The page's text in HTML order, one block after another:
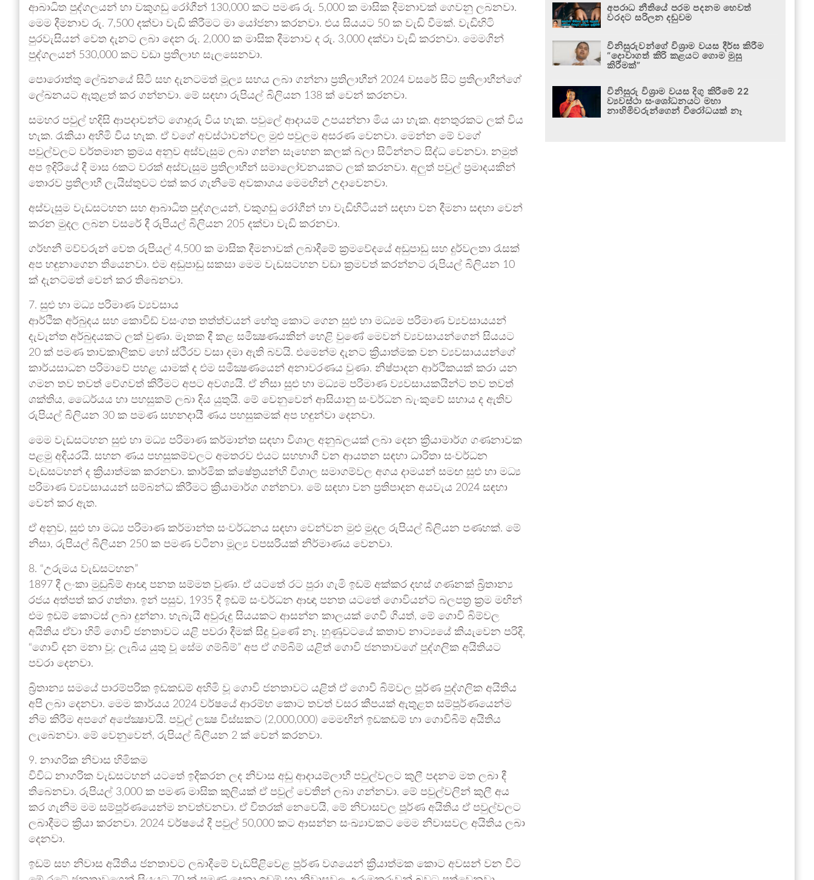
ආබාධිත පුද්ගලයන් හා වකුගඩු රෝගීන් 130,000 කට පමණ රු. 5,000 ක මාසික දීමනාවක් ගෙවනු ලබනවා.
මෙම දීමනාව රු. 7,500 දක්වා වැඩි කිරීමට මා යෝජනා කරනවා. එය සියයට 50 ක වැඩි වීමක්. වැඩිහිටි
පුරවැසියන් වෙත දැනට ලබා දෙන රු. 2,000 ක මාසික දීමනාව ද රු. 3,000 දක්වා වැඩි කරනවා. මෙමගින්
පුද්ගලයන් 530,000 කට වඩා ප්‍රතිලාභ සැලසෙනවා.
පොරොත්තු ලේඛනයේ සිටි සහ දැනටමත් මූල්‍ය සහය ලබා ගන්නා ප්‍රතිලාභීන් 2024 වසරේ සිට ප්‍රතිලාභීන්ගේ
ලේඛනයට ඇතුළත් කර ගන්නවා. මේ සඳහා රුපියල් බිලියන 138 ක් වෙන් කරනවා.
සමහර පවුල් හදිසි ආපදාවන්ට ගොදුරු විය හැක. පවුලේ ආදායම් උපයන්නා මිය යා හැක. අනතුරකට ලක් විය
හැක. රැකියා අහිමි විය හැක. ඒ වගේ අවස්ථාවන්වල මුළු පවුලම අසරණ වෙනවා. මෙන්න මේ වගේ
පවුල්වලට වර්තමාන ක්‍රමය අනුව අස්වැසුම ලබා ගන්න සෑහෙන කලක් බලා සිටින්නට සිද්ධ වෙනවා. නමුත්
අප ඉදිරියේ දී මාස 6කට වරක් අස්වැසුම ප්‍රතිලාභීන් සමාලෝචනයකට ලක් කරනවා. අලුත් පවුල් ප්‍රමාදයකින්
තොරව ප්‍රතිලාභී ලැයිස්තුවට එක් කර ගැනීමේ අවකාශය මෙමඟින් උදාවෙනවා.
අස්වැසුම වැඩසටහන සහ ආබාධිත පුද්ගලයන්, වකුගඩු රෝගීන් හා වැඩිහිටියන් සඳහා වන දීමනා සඳහා වෙන්
කරන මුදල ලබන වසරේ දී රුපියල් බිලියන 205 දක්වා වැඩි කරනවා.
ගර්භනී මව්වරුන් වෙත රුපියල් 4,500 ක මාසික දීමනාවක් ලබාදීමේ ක්‍රමවේදයේ අඩුපාඩු සහ දුර්වලතා රැසක්
අප හඳුනාගෙන තියෙනවා. එම අඩුපාඩු සකසා මෙම වැඩසටහන වඩා ක්‍රමවත් කරන්නට රුපියල් බිලියන 10
ක් දැනටමත් වෙන් කර තිබෙනවා.
7. සුළු හා මධ්‍ය පරිමාණ ව්‍යවසාය
ආර්ථික අර්බුදය සහ කොවිඩ් වසංගත තත්ත්වයන් හේතු කොට ගෙන සුළු හා මධ්‍යම පරිමාණ ව්‍යවසායයන්
දැවැන්ත අර්බුදයකට ලක් වුණා. මෑතක දී කළ සමීක්‍ෂණයකින් හෙළි වුණේ මෙවන් ව්‍යවසායන්ගෙන් සියයට
20 ක් පමණ තාවකාලිකව හෝ ස්ථිරව වසා දමා ඇති බවයි. එමෙන්ම දැනට ක්‍රියාත්මක වන ව්‍යවසායයන්ගේ
කාර්යසාධන පරිමාවේ පහළ යාමක් ද එම සමීක්‍ෂණයෙන් අනාවරණය වුණා. නිෂ්පාදන ආර්ථිකයක් කරා යන
ගමන තව තවත් වේගවත් කිරීමට අපට අවශ්‍යයි. ඒ නිසා සුළු හා මධ්‍යම පරිමාණ ව්‍යවසායකයින්ට තව තවත්
ශක්තිය, ධෛර්යය හා පහසුකම් ලබා දිය යුතුයි. මේ වෙනුවෙන් ආසියානු සංවර්ධන බැංකුවේ සහාය ද ඇතිව
රුපියල් බිලියන 30 ක පමණ සහනදායී ණය පහසුකමක් අප හඳුන්වා දෙනවා.
මෙම වැඩසටහන සුළු හා මධ්‍ය පරිමාණ කර්මාන්ත සඳහා විශාල අනුබලයක් ලබා දෙන ක්‍රියාමාර්ග ගණනාවක
පළමු අදියරයි. සහන ණය පහසුකම්වලට අමතරව එයට සහභාගී වන ආයතන සඳහා ධාරිතා සංවර්ධන
වැඩසටහන් ද ක්‍රියාත්මක කරනවා. කාර්මික ක්ෂේත්‍රයන්හි විශාල සමාගම්වල අගය දාමයන් සමඟ සුළු හා මධ්‍ය
පරිමාණ ව්‍යවසායයන් සම්බන්ධ කිරීමට ක්‍රියාමාර්ග ගන්නවා. මේ සඳහා වන ප්‍රතිපාදන අයවැය 2024 සඳහා
වෙන් කර ඇත.
ඒ අනුව, සුළු හා මධ්‍ය පරිමාණ කර්මාන්ත සංවර්ධනය සඳහා වෙන්වන මුළු මුදල රුපියල් බිලියන පණහක්. මේ
නිසා, රුපියල් බිලියන 250 ක පමණ වටිනා මූල්‍ය වපසරියක් නිර්මාණය වෙනවා.
8. “උරුමය වැඩසටහන”
1897 දී ලංකා මුඩුබිම් ආඥා පනත සම්මත වුණා. ඒ යටතේ රට පුරා ගැමි ඉඩම් අක්කර දහස් ගණනක් බ්‍රිතාන්‍ය
රජය අත්පත් කර ගත්තා. ඉන් පසුව, 1935 දී ඉඩම් සංවර්ධන ආඥා පනත යටතේ ගොවියන්ට බලපත්‍ර ක්‍රම මඟින්
එම ඉඩම් කොටස් ලබා දුන්නා. හැබැයි අවුරුදු සියයකට ආසන්න කාලයක් ගෙවී ගියත්, මේ ගොවි බිම්වල
අයිතිය ඒවා හිමි ගොවි ජනතාවට යළි පවරා දීමක් සිදු වුණේ නෑ. හුණුවටයේ කතාව නාට්‍යයේ කියැවෙන පරිදි,
“ගොවි දන මනා වූ; ලැබිය යුතු වූ සේම ගම්බිම්” අප ඒ ගම්බිම් යළිත් ගොවි ජනතාවගේ පුද්ගලික අයිතියට
පවරා දෙනවා.
බ්‍රිතාන්‍ය සමයේ පාරම්පරික ඉඩකඩම් අහිමි වූ ගොවි ජනතාවට යළිත් ඒ ගොවි බිම්වල පූර්ණ පුද්ගලික අයිතිය
අපි ලබා දෙනවා. මෙම කාර්යය 2024 වර්ෂයේ ආරම්භ කොට තවත් වසර කීපයක් ඇතුළත සම්පූර්ණයෙන්ම
නිම කිරීම අපගේ අපේක්‍ෂාවයි. පවුල් ලක්‍ෂ විස්සකට (2,000,000) මෙමඟින් ඉඩකඩම් හා ගොවිබිම් අයිතිය
ලැබෙනවා. මේ වෙනුවෙන්, රුපියල් බිලියන 2 ක් වෙන් කරනවා.
9. නාගරික නිවාස හිමිකම
විවිධ නාගරික වැඩසටහන් යටතේ ඉදිකරන ලද නිවාස අඩු ආදායම්ලාභී පවුල්වලට කුලී පදනම මත ලබා දී
තිබෙනවා. රුපියල් 3,000 ක පමණ මාසික කුලියක් ඒ පවුල් වෙතින් ලබා ගන්නවා. මේ පවුල්වලින් කුලී අය
කර ගැනීම මම සම්පූර්ණයෙන්ම නවත්වනවා. ඒ විතරක් නෙවෙයි, මේ නිවාසවල පූර්ණ අයිතිය ඒ පවුල්වලට
ලබාදීමට ක්‍රියා කරනවා. 2024 වර්ෂයේ දී පවුල් 50,000 කට ආසන්න සංඛ්‍යාවකට මෙම නිවාසවල අයිතිය ලබා
දෙනවා.
ඉඩම් සහ නිවාස අයිතිය ජනතාවට ලබාදීමේ වැඩපිළිවෙළ පූර්ණ වශයෙන් ක්‍රියාත්මක කොට අවසන් වන විට
අපරාධ නීතියේ පරම පදනම හෙවත්
වරදට සරිලන දඬුවම
විනිසුරුවන්ගේ විශ්‍රාම වයස දීර්ඝ කිරීම
“දොවාගත් කිරි කළයට ගොම මුසු
කිරීමක්”
විනිසුරු විශ්‍රාම වයස දිගු කිරීමේ 22
ව්‍යවස්ථා සංශෝධනයට මහා
නාහිමිවරුන්ගෙන් විරෝධයක් නෑ